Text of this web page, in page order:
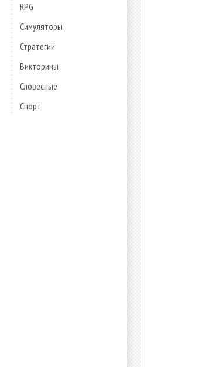
RPG
Симуляторы
Стратегии
Викторины
Словесные
Спорт